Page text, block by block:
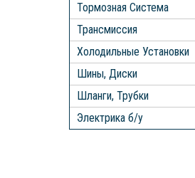
Тормозная Система
Трансмиссия
Холодильные Установки
Шины, Диски
Шланги, Трубки
Электрика б/у